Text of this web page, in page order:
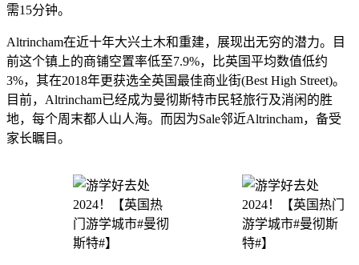
需15分钟。
Altrincham在近十年大兴土木和重建，展现出无穷的潜力。目
前这个镇上的商铺空置率低至7.9%，比英国平均数值低约
3%，其在2018年更获选全英国最佳商业街(Best High Street)。
目前，Altrincham已经成为曼彻斯特市民轻旅行及消闲的胜
地，每个周末都人山人海。而因为Sale邻近Altrincham，备受
家长瞩目。